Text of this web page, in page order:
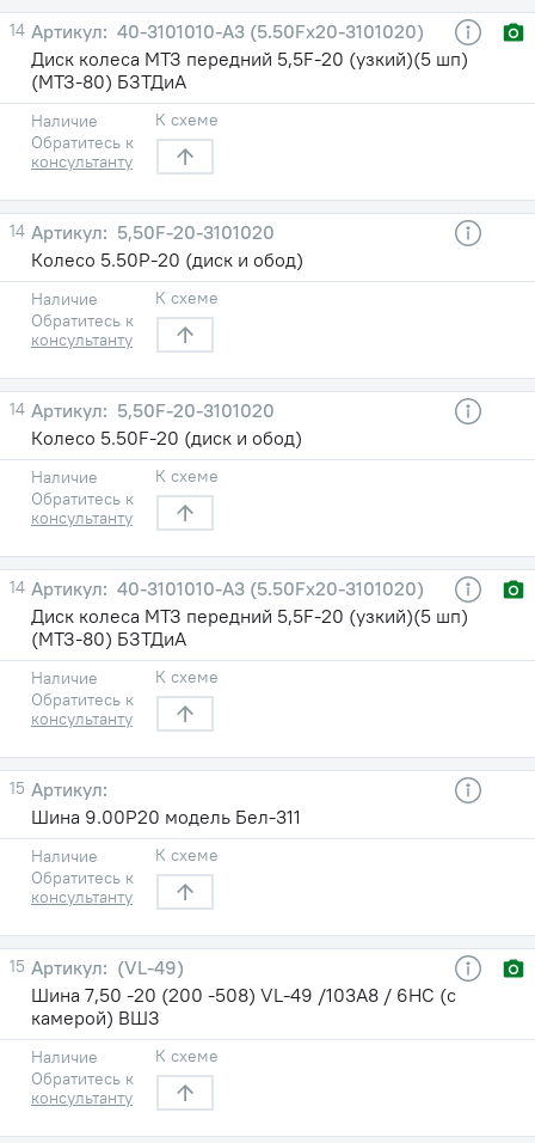
14
40-3101010-А3 (5.50Fх20-3101020)
Диск колеса МТЗ передний 5,5F-20 (узкий)(5 шп)
(МТЗ-80) БЗТДиА
Наличие
Обратитесь к
консультанту
К схеме
14
5,50F-20-3101020
Колесо 5.50Р-20 (диск и обод)
Наличие
Обратитесь к
консультанту
К схеме
14
5,50F-20-3101020
Колесо 5.50F-20 (диск и обод)
Наличие
Обратитесь к
консультанту
К схеме
14
40-3101010-А3 (5.50Fх20-3101020)
Диск колеса МТЗ передний 5,5F-20 (узкий)(5 шп)
(МТЗ-80) БЗТДиА
Наличие
Обратитесь к
консультанту
К схеме
15
Шина 9.00Р20 модель Бел-311
Наличие
Обратитесь к
консультанту
К схеме
15
(VL-49)
Шина 7,50 -20 (200 -508) VL-49 /103A8 / 6НС (с
камерой) ВШЗ
Наличие
Обратитесь к
консультанту
К схеме